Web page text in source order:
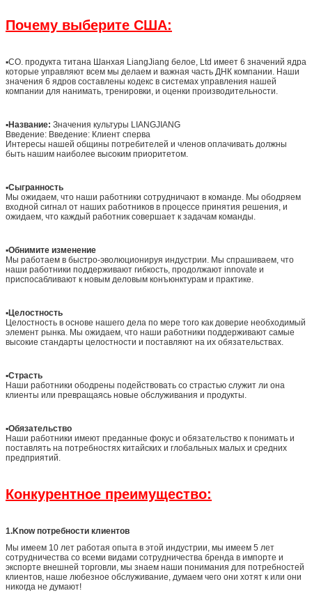
Почему выберите США:
▪CO. продукта титана Шанхая LiangJiang белое, Ltd имеет 6 значений ядра
которые управляют всем мы делаем и важная часть ДНК компании. Наши
значения 6 ядров составлены кодекс в системах управления нашей
компании для нанимать, тренировки, и оценки производительности.
▪Название: Значения культуры LIANGJIANG
Введение: Введение: Клиент сперва
Интересы нашей общины потребителей и членов оплачивать должны
быть нашим наиболее высоким приоритетом.
▪Сыгранность
Мы ожидаем, что наши работники сотрудничают в команде. Мы ободряем
входной сигнал от наших работников в процессе принятия решения, и
ожидаем, что каждый работник совершает к задачам команды.
▪Обнимите изменение
Мы работаем в быстро-эволюционируя индустрии. Мы спрашиваем, что
наши работники поддерживают гибкость, продолжают innovate и
приспосабливают к новым деловым конъюнктурам и практике.
▪Целостность
Целостность в основе нашего дела по мере того как доверие необходимый
элемент рынка. Мы ожидаем, что наши работники поддерживают самые
высокие стандарты целостности и поставляют на их обязательствах.
▪Страсть
Наши работники ободрены подействовать со страстью служит ли она
клиенты или превращаясь новые обслуживания и продукты.
▪Обязательство
Наши работники имеют преданные фокус и обязательство к понимать и
поставлять на потребностях китайских и глобальных малых и средних
предприятий.
Конкурентное преимущество:
1.Know потребности клиентов
Мы имеем 10 лет работая опыта в этой индустрии, мы имеем 5 лет
сотрудничества со всеми видами сотрудничества бренда в импорте и
экспорте внешней торговли, мы знаем наши понимания для потребностей
клиентов, наше любезное обслуживание, думаем чего они хотят к или они
никогда не думают!